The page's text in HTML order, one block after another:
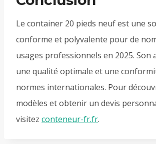
Le container 20 pieds neuf est une
conforme et polyvalente pour de
usages professionnels en 2025. Son
une qualité optimale et une
normes internationales. Pour
modèles et obtenir un devis
visitez conteneur-fr.fr.